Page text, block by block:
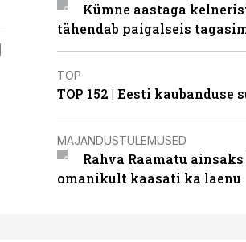
Kümne aastaga
tähendab paigalseis
TOP
TOP 152 | Eesti
MAJANDUSTULEMUSED
Rahva Raamatu
omanikult kaasati ka laenu